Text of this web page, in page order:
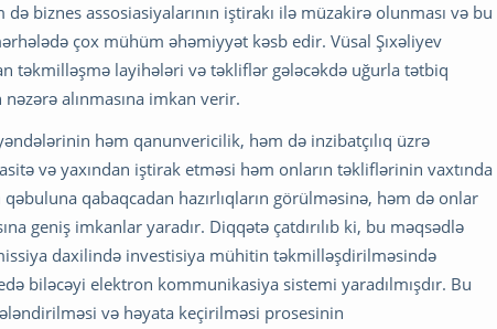
biznes assosiasiyalarının iştirakı ilə müzakirə olunması və bu
çox mühüm əhəmiyyət kəsb edir. Vüsal Şıxəliyev
təkmilləşmə layihələri və təkliflər gələcəkdə uğurla tətbiq
alınmasına imkan verir.
həm qanunvericilik, həm də inzibatçılıq üzrə
və yaxından iştirak etməsi həm onların təkliflərinin vaxtında
qabaqcadan hazırlıqların görülməsinə, həm də onlar
geniş imkanlar yaradır. Diqqətə çatdırılıb ki, bu məqsədlə
daxilində investisiya mühitin təkmilləşdirilməsində
biləcəyi elektron kommunikasiya sistemi yaradılmışdır. Bu
və həyata keçirilməsi prosesinin